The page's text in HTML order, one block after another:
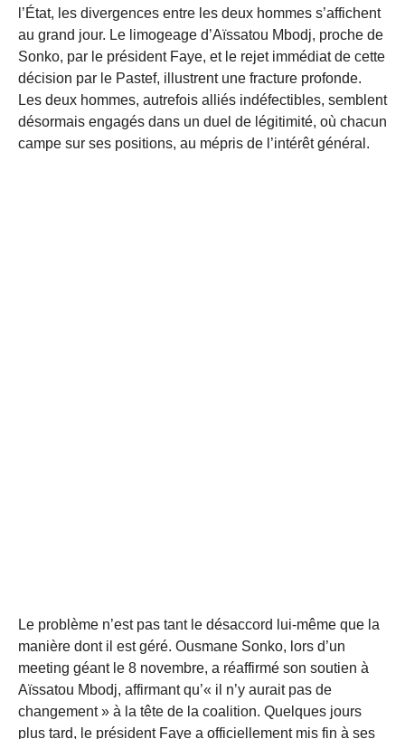
l’État, les divergences entre les deux hommes s’affichent
au grand jour. Le limogeage d’Aïssatou Mbodj, proche de
Sonko, par le président Faye, et le rejet immédiat de cette
décision par le Pastef, illustrent une fracture profonde.
Les deux hommes, autrefois alliés indéfectibles, semblent
désormais engagés dans un duel de légitimité, où chacun
campe sur ses positions, au mépris de l’intérêt général.
Le problème n’est pas tant le désaccord lui-même que la
manière dont il est géré. Ousmane Sonko, lors d’un
meeting géant le 8 novembre, a réaffirmé son soutien à
Aïssatou Mbodj, affirmant qu’« il n’y aurait pas de
changement » à la tête de la coalition. Quelques jours
plus tard, le président Faye a officiellement mis fin à ses